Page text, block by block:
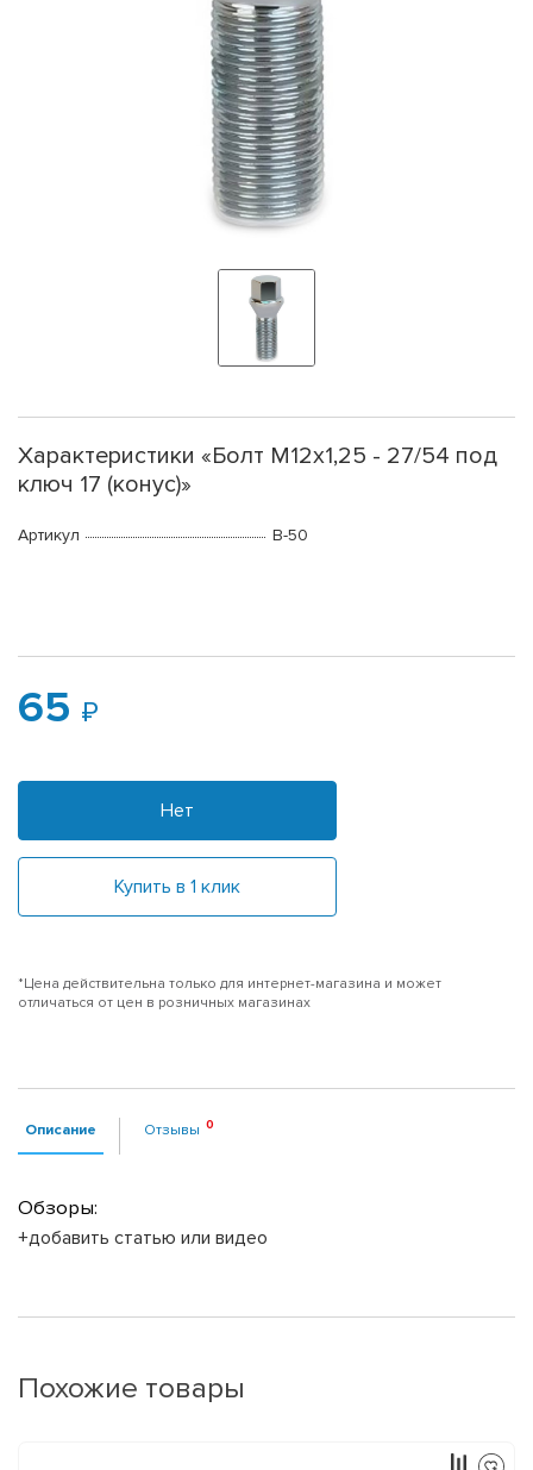
Характеристики «Болт М12х1,25 - 27/54 под
ключ 17 (конус)»
Артикул B-50
65
Нет
Купить в 1 клик
*Цена действительна только для интернет-магазина и может
отличаться от цен в розничных магазинах
Описание Отзывы
Обзоры:
+добавить статью или видео
Похожие товары